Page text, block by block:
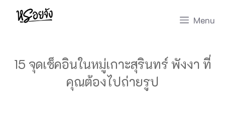
Skip
Menu
15 จุดเช็คอินในหมู่เกาะสุรินทร์ พังงา ที่
คุณต้องไปถ่ายรูป